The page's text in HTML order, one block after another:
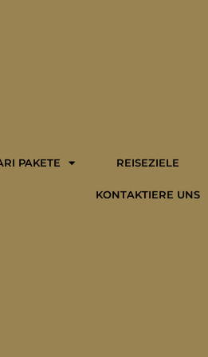
PAKETE REISEZIELE
KONTAKTIERE UNS